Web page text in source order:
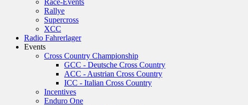
Race-Events
Rallye
Supercross
XCC
Radio Fahrerlager
Events
Cross Country Championship
GCC - Deutsche Cross Country
ACC - Austrian Cross Country
ICC - Italian Cross Country
Incentives
Enduro One